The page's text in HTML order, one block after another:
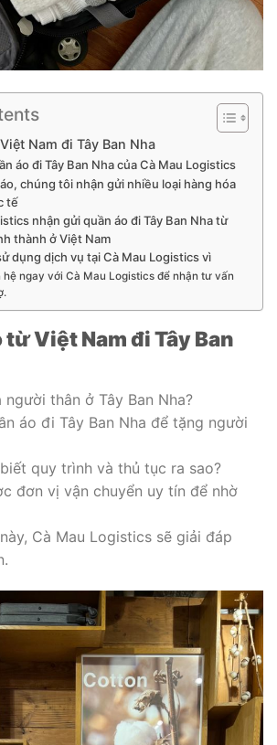
Nam đi Tây Ban Nha
áo đi Tây Ban Nha của Cà Mau Logistics
chúng tôi nhận gửi nhiều loại hàng hóa
tế
nhận gửi quần áo đi Tây Ban Nha từ
thành ở Việt Nam
dụng dịch vụ tại Cà Mau Logistics vì
hệ ngay với Cà Mau Logistics để nhận tư vấn
từ Việt Nam đi Tây Ban
người thân ở Tây Ban Nha?
áo đi Tây Ban Nha để tặng người
quy trình và thủ tục ra sao?
đơn vị vận chuyển uy tín để nhờ
Cà Mau Logistics sẽ giải đáp